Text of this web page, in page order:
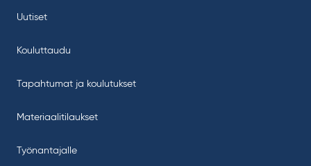
Uutiset
Kouluttaudu
Tapahtumat ja koulutukset
Materiaalitilaukset
Työnantajalle